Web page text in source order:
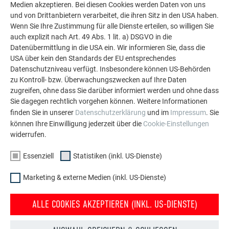
Die PREFA Referenzgalerie zeigt, wie vielseitig
Aluminium eingesetzt werden kann. Entdecken Sie
weitere beeindruckende Projekte mit den langlebigen
PREFA Aluminiumlösungen für Dach, Solar und
Fassade.
MEHR REFERENZEN ANSEHEN
Medien akzeptieren. Bei diesen Cookies werden Daten von uns
und von Drittanbietern verarbeitet, die ihren Sitz in den USA haben.
Wenn Sie Ihre Zustimmung für alle Dienste erteilen, so willigen Sie
auch explizit nach Art. 49 Abs. 1 lit. a) DSGVO in die
Datenübermittlung in die USA ein. Wir informieren Sie, dass die
USA über kein den Standards der EU entsprechendes
Datenschutzniveau verfügt. Insbesondere können US-Behörden
zu Kontroll- bzw. Überwachungszwecken auf Ihre Daten
zugreifen, ohne dass Sie darüber informiert werden und ohne dass
Sie dagegen rechtlich vorgehen können. Weitere Informationen
finden Sie in unserer Datenschutzerklärung und im Impressum. Sie
können Ihre Einwilligung jederzeit über die Cookie-Einstellungen
widerrufen.
Essenziell Statistiken (inkl. US-Dienste)
Marketing & externe Medien (inkl. US-Dienste)
ALLE COOKIES AKZEPTIEREN (INKL. US-DIENSTE)